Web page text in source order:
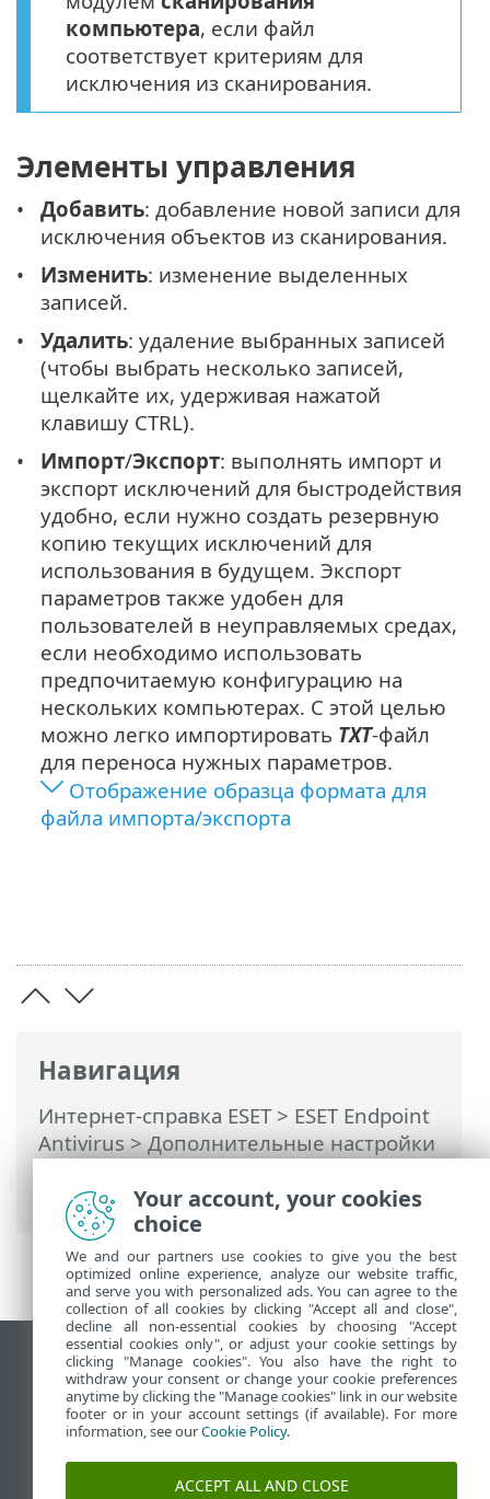
Навигация
Интернет-справка ESET> ESET Endpoint
Antivirus>Дополнительные настройки
Исключения для быстродействия
компьютера, если файл
соответствует критериям для
исключения из сканирования.
Элементы управления
Добавить: добавление новой записи для
исключения объектов из сканирования.
Изменить: изменение выделенных
записей.
Удалить: удаление выбранных записей
(чтобы выбрать несколько записей,
щелкайте их, удерживая нажатой
клавишу CTRL).
Импорт/Экспорт: выполнять импорт и
экспорт исключений для быстродействия
удобно, если нужно создать резервную
копию текущих исключений для
использования в будущем. Экспорт
параметров также удобен для
пользователей в неуправляемых средах,
если необходимо использовать
предпочитаемую конфигурацию на
нескольких компьютерах. С этой целью
можно легко импортировать TXT-файл
для переноса нужных параметров.
Отображение образца формата для
файла импорта/экспорта
Использовать сайт для ПК
End of Life
База знаний ESET
ESET Status Portal
Your account, your cookies
choice
We and our partners use cookies to give you the best
optimized online experience, analyze our website traffic,
and serve you with personalized ads. You can agree to the
collection of all cookies by clicking "Accept all and close",
decline all non-essential cookies by choosing "Accept
essential cookies only", or adjust your cookie settings by
clicking "Manage cookies". You also have the right to
withdraw your consent or change your cookie preferences
anytime by clicking the "Manage cookies" link in our website
footer or in your account settings (if available). For more
information, see ourCookie Policy.
ACCEPT ALL AND CLOSE